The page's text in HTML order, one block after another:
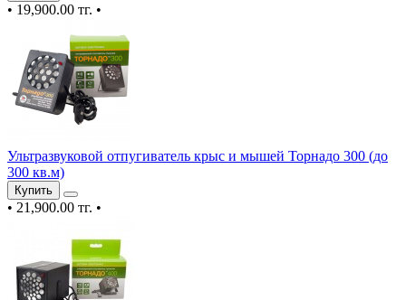
• 19,900.00 тг. •
Ультразвуковой отпугиватель крыс и мышей Торнадо 300 (до
300 кв.м)
Купить
• 21,900.00 тг. •